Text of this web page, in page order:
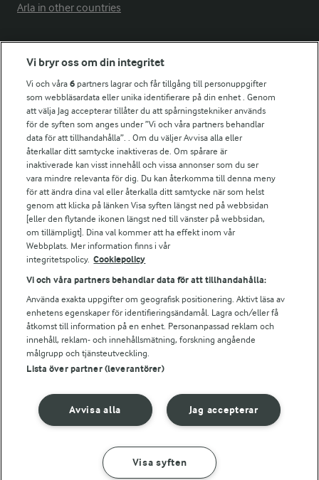
Arla in other countries
Fler Arlasajter
För ägare
Arlas kundportal
Arla.com
Falbygdens Ost
Arla webbshop
Bildbank
Följ oss
© 2026 Arla Foods
Integritetspolicy
Vi bryr oss om din integritet
Vi och våra6 partners lagrar och får tillgång till personuppgifter
som webbläsardata eller unika identifierare på din enhet . Genom
att välja Jag accepterar tillåter du att spårningstekniker används
för de syften som anges under ”Vi och våra partners behandlar
data för att tillhandahålla”. . Om du väljer Avvisa alla eller
återkallar ditt samtycke inaktiveras de. Om spårare är
inaktiverade kan visst innehåll och vissa annonser som du ser
vara mindre relevanta för dig. Du kan återkomma till denna meny
för att ändra dina val eller återkalla ditt samtycke när som helst
genom att klicka på länken Visa syften längst ned på webbsidan
[eller den flytande ikonen längst ned till vänster på webbsidan,
om tillämpligt]. Dina val kommer att ha effekt inom vår
Webbplats. Mer information finns i vår
integritetspolicy. Cookiepolicy
Vi och våra partners behandlar data för att tillhandahålla:
Använda exakta uppgifter om geografisk positionering. Aktivt läsa av
enhetens egenskaper för identifieringsändamål. Lagra och/eller få
åtkomst till information på en enhet. Personanpassad reklam och
innehåll, reklam- och innehållsmätning, forskning angående
målgrupp och tjänsteutveckling.
Lista över partner (leverantörer)
Jag accepterar
Avvisa alla
Visa syften